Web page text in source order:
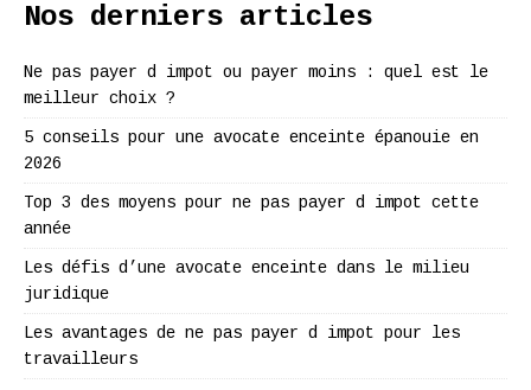
Nos derniers articles
Ne pas payer d impot ou payer moins : quel est le
meilleur choix ?
5 conseils pour une avocate enceinte épanouie en
2026
Top 3 des moyens pour ne pas payer d impot cette
année
Les défis d’une avocate enceinte dans le milieu
juridique
Les avantages de ne pas payer d impot pour les
travailleurs